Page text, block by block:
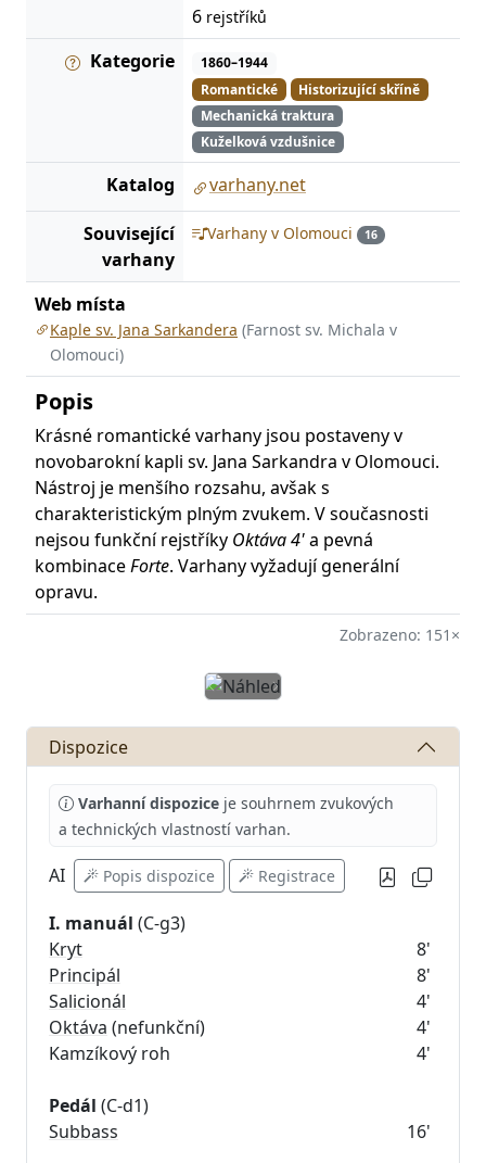
6 rejstříků
Kategorie
1860–1944
Romantické
Historizující skříně
Mechanická traktura
Kuželková vzdušnice
Katalog varhany.net
Související
varhany
Varhany v Olomouci 16
Web místa
Kaple sv. Jana Sarkandera (Farnost sv. Michala v
Olomouci)
Popis
Krásné romantické varhany jsou postaveny v
novobarokní kapli sv. Jana Sarkandra v Olomouci.
Nástroj je menšího rozsahu, avšak s
charakteristickým plným zvukem. V současnosti
nejsou funkční rejstříky Oktáva 4'a pevná
kombinaceForte. Varhany vyžadují generální
opravu.
Zobrazeno: 151×
PředchozíDalší
Dispozice
Varhanní dispozice je souhrnem zvukových
a technických vlastností varhan.
AI Popis dispozice Registrace
I. manuál
Kryt
8'
Principál
8'
Salicionál
4'
Oktáva (nefunkční)
4'
Kamzíkový roh
4'
Pedál
Subbass
16'